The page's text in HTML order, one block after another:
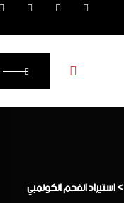
>استيراد الفحم الكولمبي